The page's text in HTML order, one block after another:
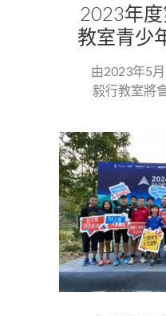
2023年
教室青少
由2023年5
毅行教室將